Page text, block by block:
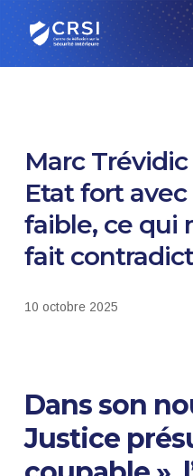
Skip
to
main
Marc
Etat fort
faible, ce qui
fait
10 octobre 2025
Dans son
Justice